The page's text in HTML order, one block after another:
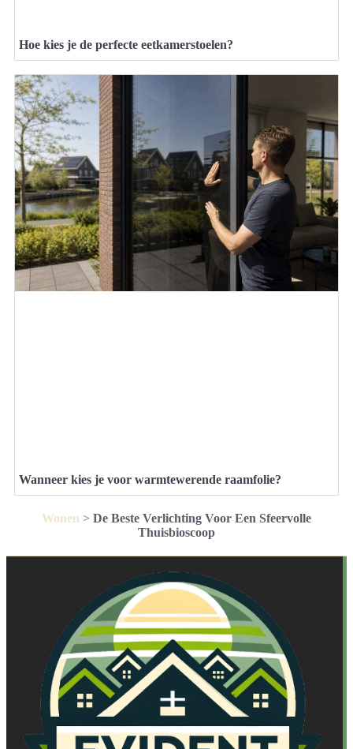
Hoe kies je de perfecte eetkamerstoelen?
Wanneer kies je voor warmtewerende raamfolie?
Wonen > De Beste Verlichting Voor Een Sfeervolle
Thuisbioscoop